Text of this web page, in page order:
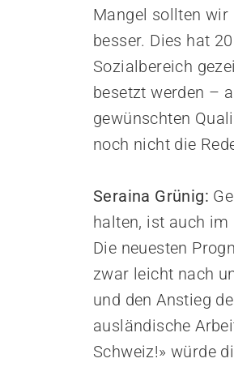
Integrität schützen
Bei Demenz begleiten
Mangel sollten wir
besser. Dies hat
Sozialbereich
besetzt werden –
gewünschten
noch nicht die
Seraina Grünig:
halten, ist auch im
Die neuesten
zwar leicht nach
und den Anstieg
ausländische
Schweiz!» würde